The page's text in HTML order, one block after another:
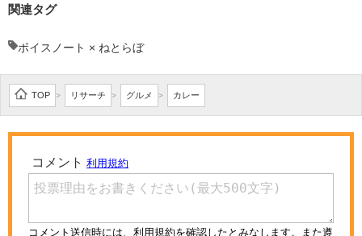
関連タグ
ボイスノート × ねとらぼ
TOP > リサーチ > グルメ > カレー